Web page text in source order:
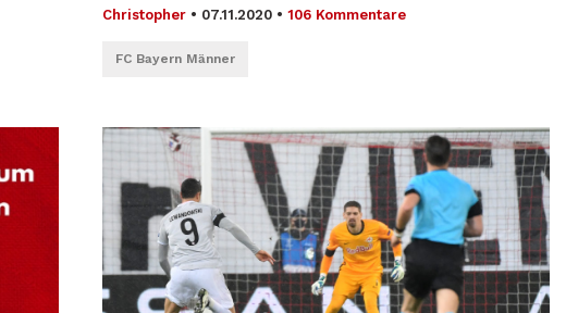
Christopher • 07.11.2020 • 106 Kommentare
FC Bayern Männer